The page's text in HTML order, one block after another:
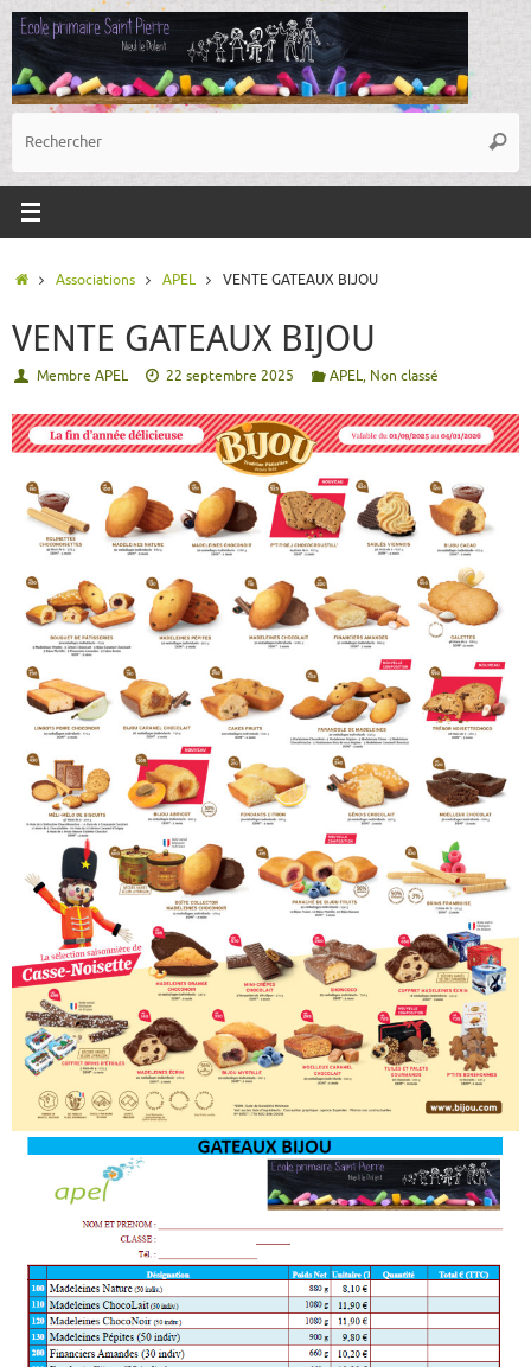
Passer
contenu
:
Accueil
Associations APEL VENTE GATEAUX BIJOU
VENTE GATEAUX BIJOU
Membre APEL 22 septembre 2025 APEL, Non classé